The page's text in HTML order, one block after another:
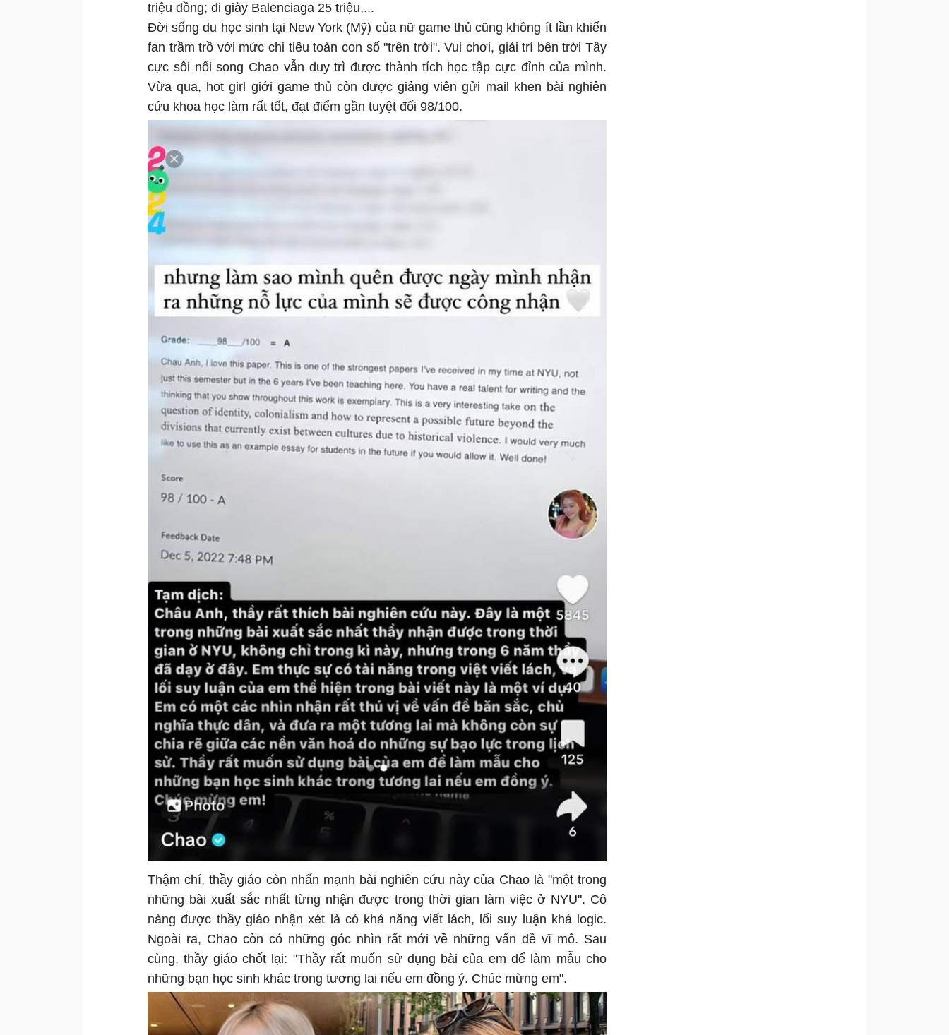
triệu đồng; đi giày Balenciaga 25 triệu,...
Đời sống du học sinh tại New York (Mỹ) của nữ game thủ cũng không ít lần khiến
fan trầm trồ với mức chi tiêu toàn con số "trên trời". Vui chơi, giải trí bên trời Tây
cực sôi nổi song Chao vẫn duy trì được thành tích học tập cực đỉnh của mình.
Vừa qua, hot girl giới game thủ còn được giảng viên gửi mail khen bài nghiên
cứu khoa học làm rất tốt, đạt điểm gần tuyệt đối 98/100.
Thậm chí, thầy giáo còn nhấn mạnh bài nghiên cứu này của Chao là "một trong
những bài xuất sắc nhất từng nhận được trong thời gian làm việc ở NYU". Cô
nàng được thầy giáo nhận xét là có khả năng viết lách, lối suy luận khá logic.
Ngoài ra, Chao còn có những góc nhìn rất mới về những vấn đề vĩ mô. Sau
cùng, thầy giáo chốt lại: "Thầy rất muốn sử dụng bài của em để làm mẫu cho
những bạn học sinh khác trong tương lai nếu em đồng ý. Chúc mừng em".